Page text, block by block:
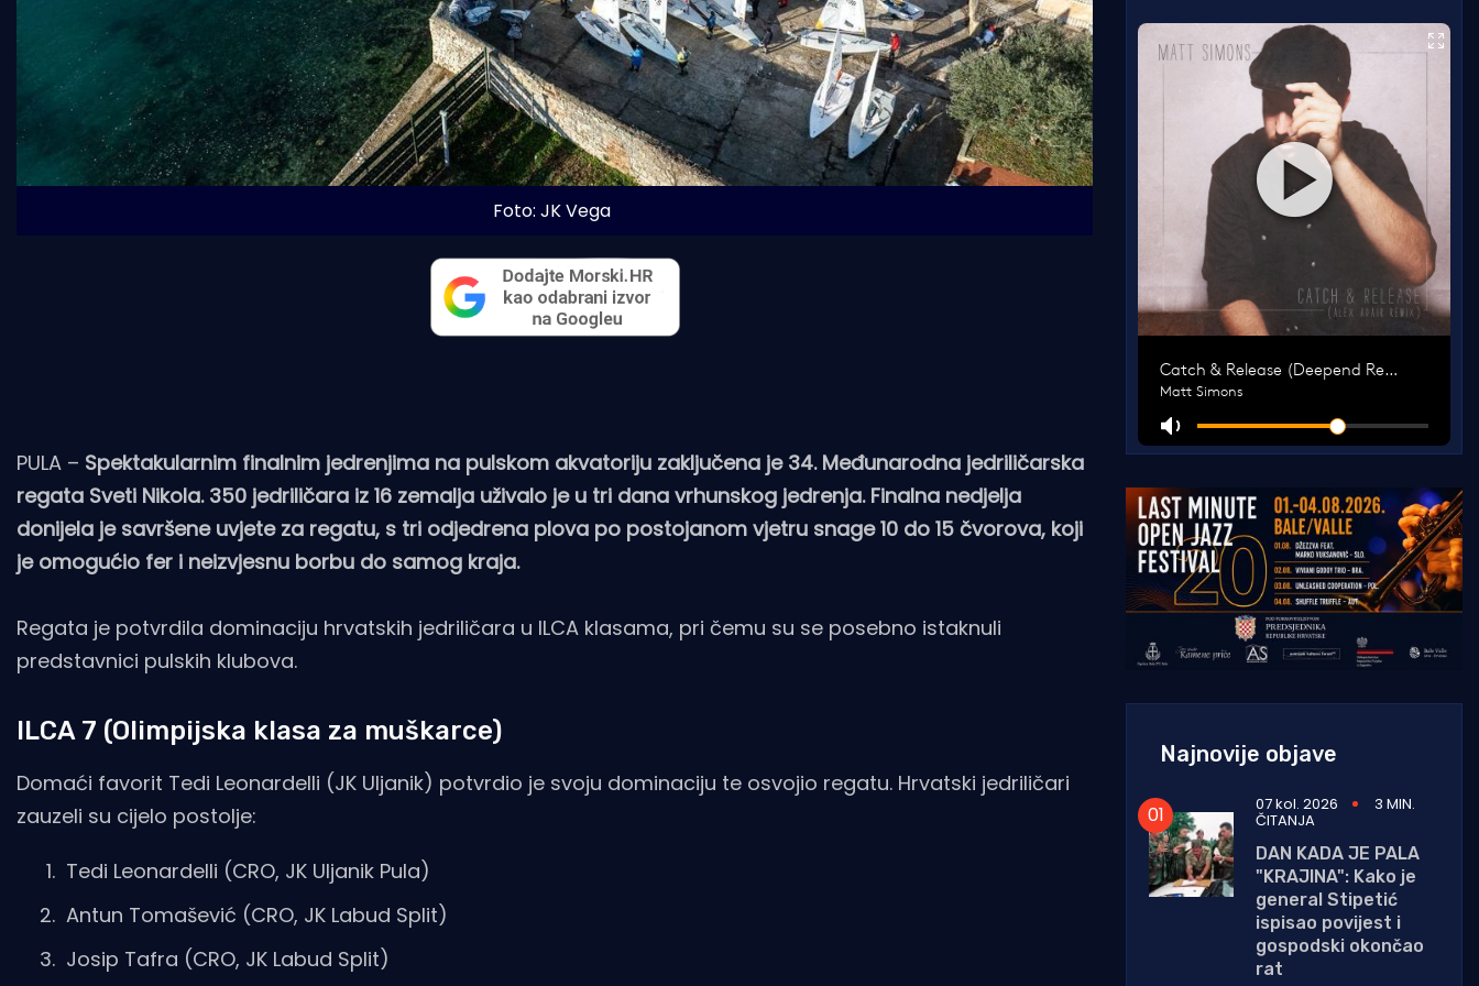
Foto: JK Vega
PULA – Spektakularnim finalnim jedrenjima na pulskom akvatoriju zaključena je 34. Međunarodna jedriličarska
regata Sveti Nikola. 350 jedriličara iz 16 zemalja uživalo je u tri dana vrhunskog jedrenja. Finalna nedjelja
donijela je savršene uvjete za regatu, s tri odjedrena plova po postojanom vjetru snage 10 do 15 čvorova, koji
je omogućio fer i neizvjesnu borbu do samog kraja.
Regata je potvrdila dominaciju hrvatskih jedriličara u ILCA klasama, pri čemu su se posebno istaknuli
predstavnici pulskih klubova.
ILCA 7 (Olimpijska klasa za muškarce)
Domaći favorit Tedi Leonardelli (JK Uljanik) potvrdio je svoju dominaciju te osvojio regatu. Hrvatski jedriličari
zauzeli su cijelo postolje:
Tedi Leonardelli (CRO, JK Uljanik Pula)
Antun Tomašević (CRO, JK Labud Split)
Josip Tafra (CRO, JK Labud Split)
Najnovije objave
07 kol. 2026 3 MIN.
ČITANJA
DAN KADA JE PALA
"KRAJINA": Kako je
general Stipetić
ispisao povijest i
gospodski okončao
rat